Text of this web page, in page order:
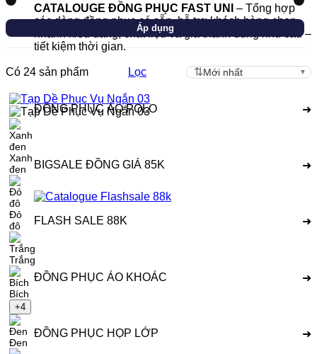
CATALOUGE ĐỒNG PHỤC FAST UNI
– Tổng hợp
các dòng đồng phục có sẵn, hỗ trợ khách hàng chọn
nhanh kiểu dáng, chất liệu và giá thành đúng nhu cầu –
tiết kiệm thời gian.
ĐỒNG PHỤC ÁO POLO ➜
BIGSALE ĐỒNG GIÁ 85K ➜
FLASH SALE 88K ➜
ĐỒNG PHỤC ÁO KHOÁC ➜
ĐỒNG PHỤC HỌP LỚP ➜
Áp dụng
Có 24 sản phẩm Lọc
Xanh
đen
Đỏ
đô
Trắng
Bích
+4
Đen